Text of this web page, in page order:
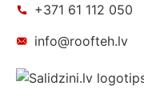
+371 61 112 050
info@roofteh.lv